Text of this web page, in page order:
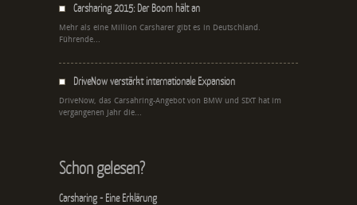
Carsharing 2015: Der Boom hält an
Mehr als eine Million Carsharer gibt es in Deutschland.
Führende...
DriveNow verstärkt internationale Expansion
DriveNow, das Carsahring-Angebot von BMW und SIXT hat im
vergangenen Jahr die...
Schon gelesen?
Carsharing - Eine Erklärung